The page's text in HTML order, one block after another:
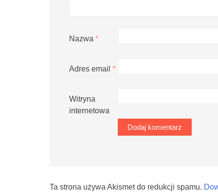
Nazwa *
Adres email *
Witryna
internetowa
Ta strona używa Akismet do redukcji spamu.